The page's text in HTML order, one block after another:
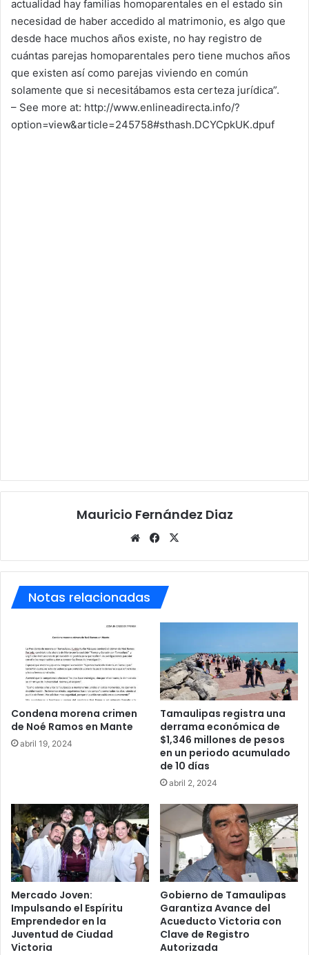
actualidad hay familias homoparentales en el estado sin
necesidad de haber accedido al matrimonio, es algo que
desde hace muchos años existe, no hay registro de
cuántas parejas homoparentales pero tiene muchos años
que existen así como parejas viviendo en común
solamente que si necesitábamos esta certeza jurídica”.
– See more at: http://www.enlineadirecta.info/?
option=view&article=245758#sthash.DCYCpkUK.dpuf
Mauricio Fernández Diaz
Siti
we
b
Fa
bo
ok
Notas relacionadas
Condena morena crimen
de Noé Ramos en Mante
abril 19, 2024
Tamaulipas registra una
derrama económica de
$1,346 millones de pesos
en un periodo acumulado
de 10 días
abril 2, 2024
Mercado Joven:
Impulsando el Espíritu
Emprendedor en la
Juventud de Ciudad
Victoria
Gobierno de Tamaulipas
Garantiza Avance del
Acueducto Victoria con
Clave de Registro
Autorizada